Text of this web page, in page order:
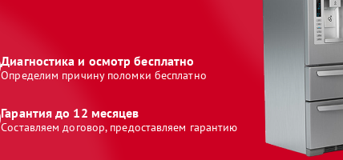
Диагностика и осмотр бесплатно
Определим причину поломки бесплатно
Гарантия до 12 месяцев
Составляем договор, предоставляем гарантию